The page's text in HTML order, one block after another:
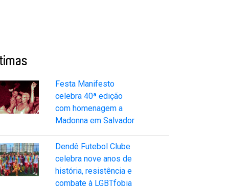
Festa Manifesto
celebra 40ª edição
com homenagem a
Madonna em Salvador
Dendê Futebol Clube
celebra nove anos de
história, resistência e
combate à LGBTfobia